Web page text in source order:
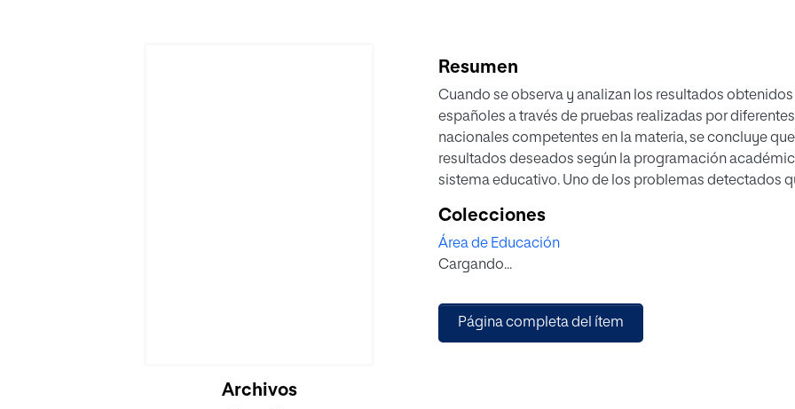
Archivos
Resumen
Cuando se observa y analizan los resultados
españoles a través de pruebas realizadas por
nacionales competentes en la materia, se concluye
resultados deseados según la programación
sistema educativo. Uno de los problemas detectados
ordinaria. En consecuencia, esto da lugar a un
ciertos prejuicios negativos y desmotivación en el
misma. Como conclusión, este trabajo presenta un
propuesta de intervención educativa para la enseñanza
enseñar a los alumnos de primero de Educación
Colecciones
Área de Educación
Cargando...
Página completa del ítem